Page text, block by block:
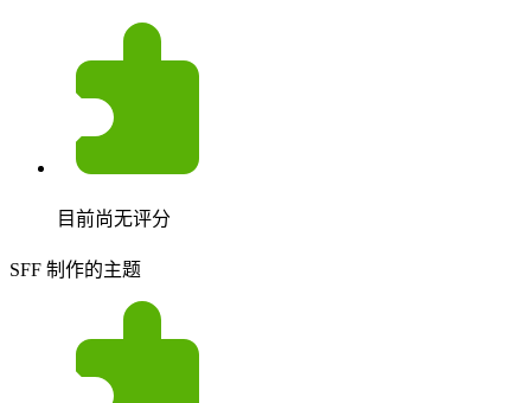
目前尚无评分
SFF 制作的主题